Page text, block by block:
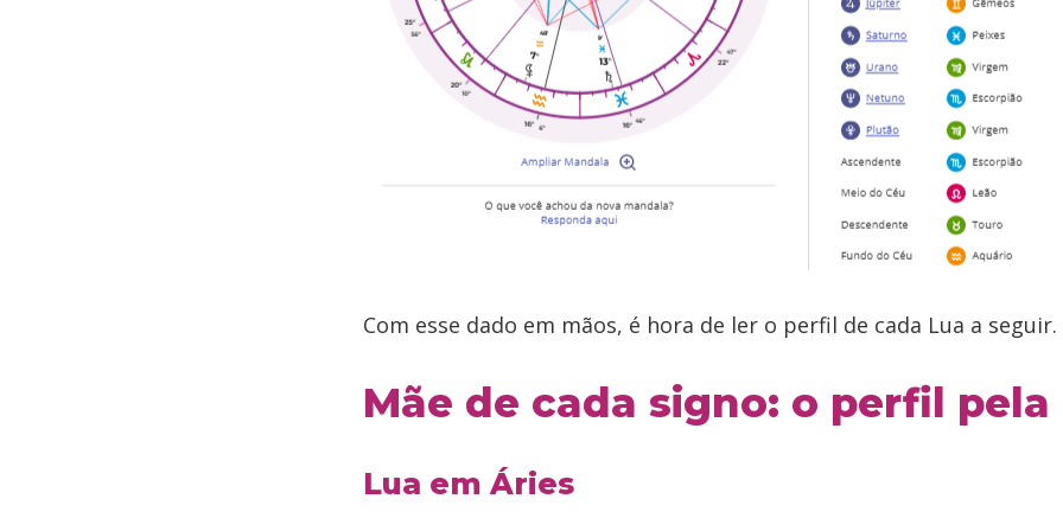
Com esse dado em mãos, é hora de ler o perfil de cada Lua a seguir.
Mãe de cada signo: o perfil pela
Lua em Áries